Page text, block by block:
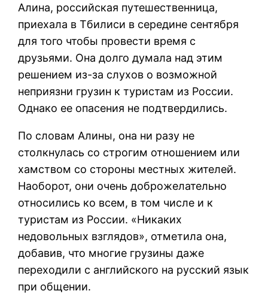
Алина, российская путешественница,
приехала в Тбилиси в середине сентября
для того чтобы провести время с
друзьями. Она долго думала над этим
решением из-за слухов о возможной
неприязни грузин к туристам из России.
Однако ее опасения не подтвердились.
По словам Алины, она ни разу не
столкнулась со строгим отношением или
хамством со стороны местных жителей.
Наоборот, они очень доброжелательно
относились ко всем, в том числе и к
туристам из России. «Никаких
недовольных взглядов», отметила она,
добавив, что многие грузины даже
переходили с английского на русский язык
при общении.